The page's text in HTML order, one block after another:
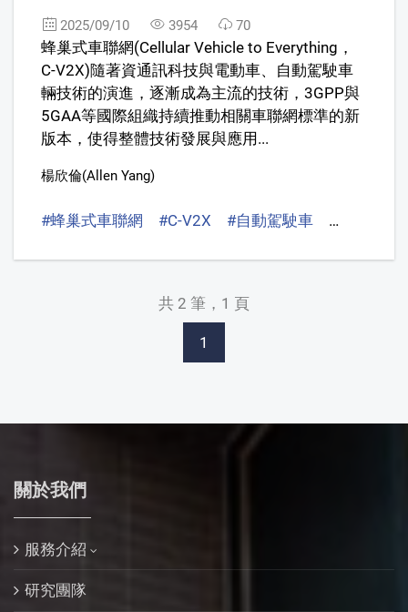
2025/09/10 3954 70
蜂巢式車聯網(Cellular Vehicle to Everything，
C-V2X)隨著資通訊科技與電動車、自動駕駛車
輛技術的演進，逐漸成為主流的技術，3GPP與
5GAA等國際組織持續推動相關車聯網標準的新
版本，使得整體技術發展與應用...
楊欣倫(Allen Yang)
#蜂巢式車聯網 #C-V2X #自動駕駛車 #電動車
共 2 筆，1 頁
1
關於我們
服務介紹
研究團隊